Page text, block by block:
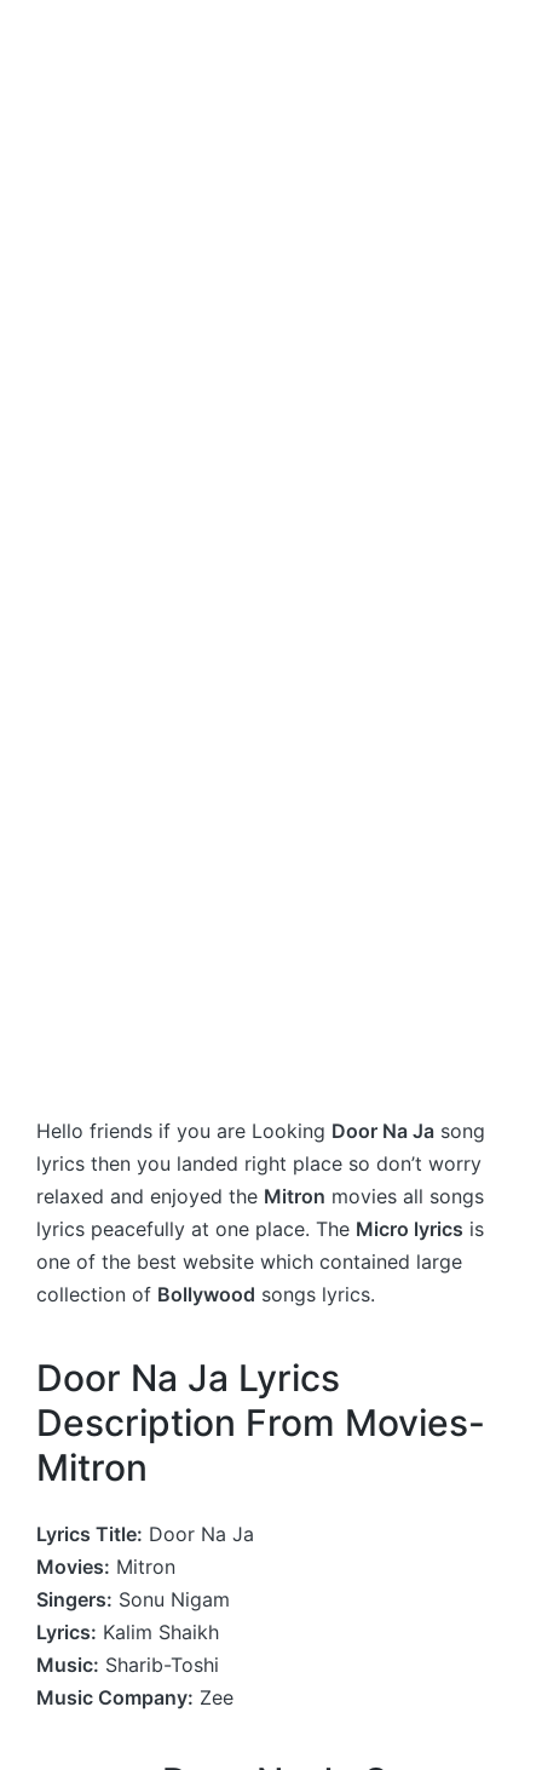
Hello friends if you are Looking Door Na Ja song
lyrics then you landed right place so don’t worry
relaxed and enjoyed the Mitron movies all songs
lyrics peacefully at one place. The Micro lyrics is
one of the best website which contained large
collection of Bollywood songs lyrics.
Door Na Ja Lyrics
Description From Movies-
Mitron
Lyrics Title: Door Na Ja
Movies: Mitron
Singers: Sonu Nigam
Lyrics: Kalim Shaikh
Music: Sharib-Toshi
Music Company: Zee